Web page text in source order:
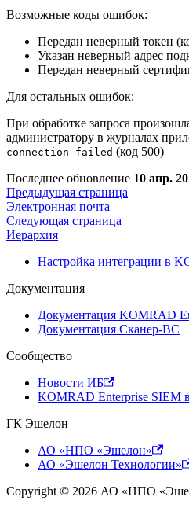
Возможные коды ошибок:
Передан неверный токен
Указан неверный адрес
Передан неверный
Для остальных ошибок:
При обработке запроса
администратору в журналах
connection failed (код 500)
Последнее обновление 10 апр.
Предыдущая страница
Электронная почта
Следующая страница
Иерархия
Настройка интеграции в
Документация
Документация KOMRAD
Документация Сканер-ВС
Сообщество
Новости ИБ
KOMRAD Enterprise SIEM
ГК Эшелон
АО «НПО «Эшелон»
АО «Эшелон Технологии»
Copyright © 2026 АО «НПО